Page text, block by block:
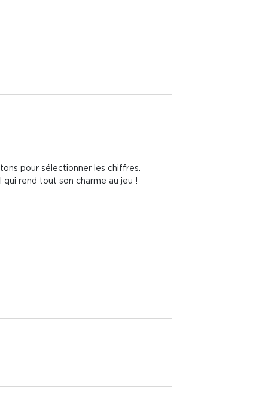
pour sélectionner les chiffres.
rend tout son charme au jeu !